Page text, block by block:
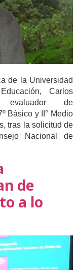
de la Universidad
Carlos
evaluador de
Básico y II° Medio
tras la solicitud de
Nacional de
de
a lo